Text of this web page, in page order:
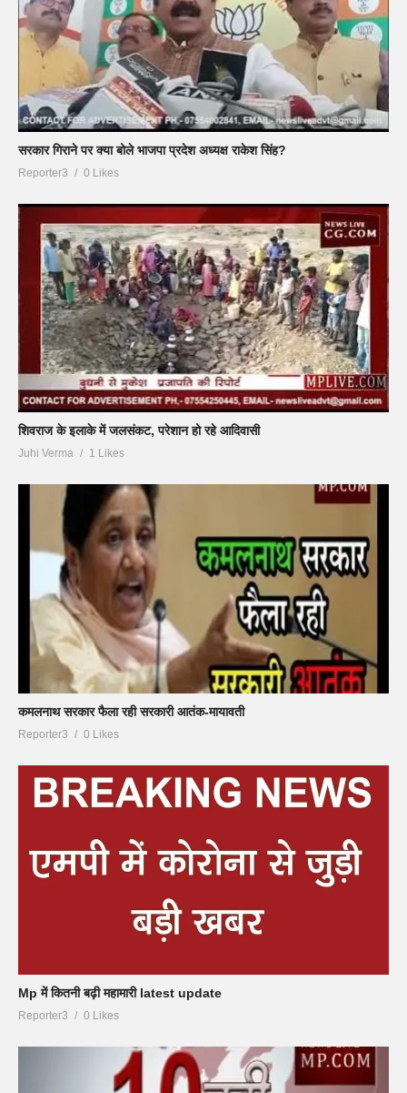
सरकार गिराने पर क्या बोले भाजपा प्रदेश अध्यक्ष राकेश सिंह?
Reporter3 0 Likes
शिवराज के इलाके में जलसंकट, परेशान हो रहे आदिवासी
Juhi Verma 1 Likes
कमलनाथ सरकार फैला रही सरकारी आतंक-मायावती
Reporter3 0 Likes
Mp में कितनी बढ़ी महामारी latest update
Reporter3 0 Likes